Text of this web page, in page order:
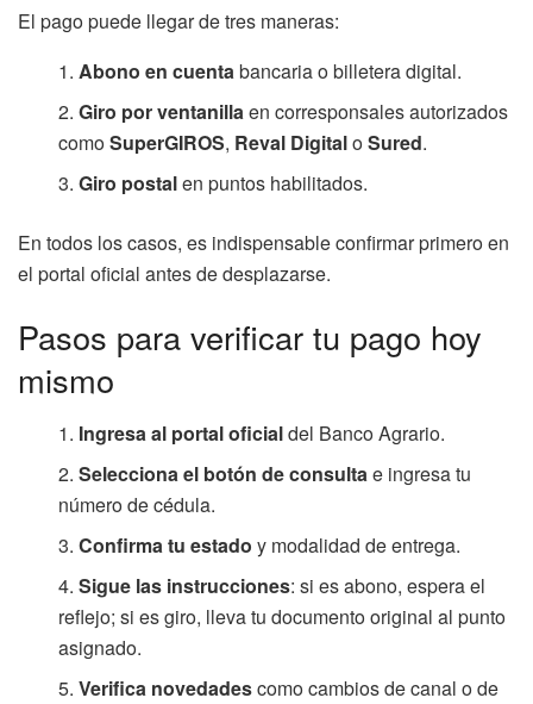
El pago puede llegar de tres maneras:
Abono en cuentabancaria o billetera digital.
Giro por ventanillaen corresponsales autorizados
comoSuperGIROS, Reval DigitaloSured.
Giro postalen puntos habilitados.
En todos los casos, es indispensable confirmar primero en
el portal oficial antes de desplazarse.
Pasos para verificar tu pago hoy
mismo
Ingresa al portal oficialdel Banco Agrario.
Selecciona el botón de consultae ingresa tu
número de cédula.
Confirma tu estado y modalidad de entrega.
Sigue las instrucciones: si es abono, espera el
reflejo; si es giro, lleva tu documento original al punto
asignado.
Verifica novedadescomo cambios de canal o de